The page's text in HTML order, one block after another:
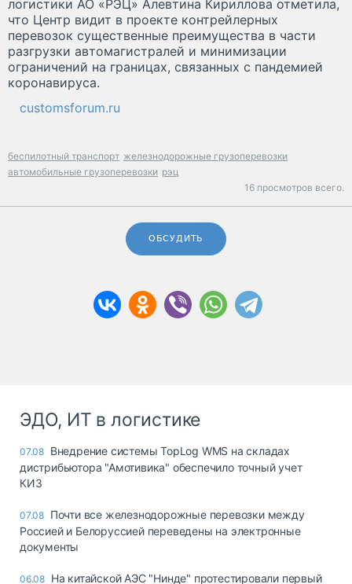
логистики АО «РЭЦ» Алевтина Кириллова отметила,
что Центр видит в проекте контрейлерных
перевозок существенные преимущества в части
разгрузки автомагистралей и минимизации
ограничений на границах, связанных с пандемией
коронавируса.
customsforum.ru
беспилотный транспорт железнодорожные грузоперевозки
автомобильные грузоперевозки рэц
16 просмотров всего.
ОБСУДИТЬ
ЭДО, ИТ в логистике
07.08 Внедрение системы TopLog WMS на складах
дистрибьютора "Амотивика" обеспечило точный учет
КИЗ
07.08 Почти все железнодорожные перевозки между
Россией и Белоруссией переведены на электронные
документы
06.08 На китайской АЭС "Нинде" протестировали первый